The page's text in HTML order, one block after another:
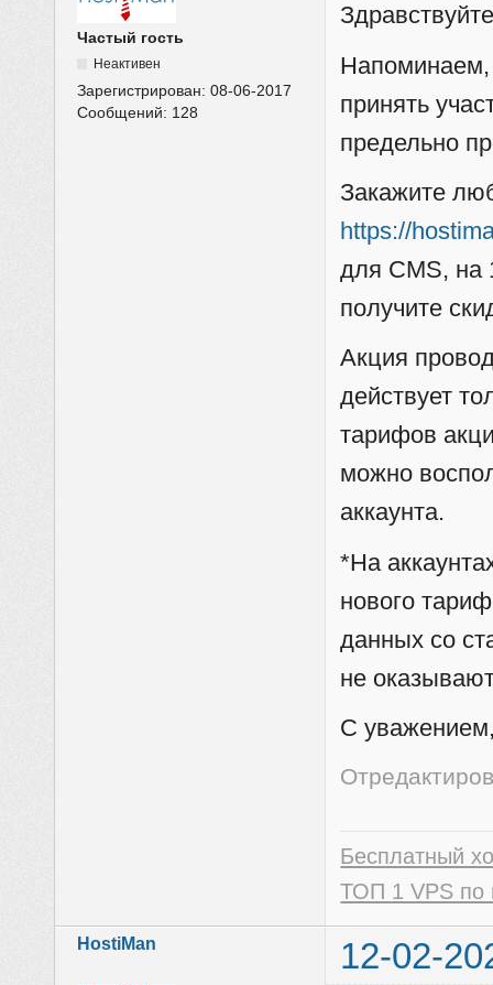
Частый гость
Неактивен
Зарегистрирован:08-06-2017
Сообщений: 128
Напоминаем,
принять
предельно
Закажите
https://
для CMS, на
получите
Акция
действует
тарифов
можно
аккаунта.
*На
нового
данных со
не
C
Бесплатный
ТОП 1 VPS по
HostiMan 12-02-